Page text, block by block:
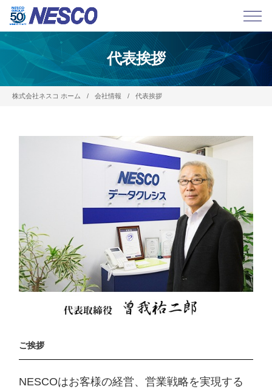
代表挨拶
株式会社ネスコ ホーム 会社情報 代表挨拶
ご挨拶
NESCOはお客様の経営、営業戦略を実現する